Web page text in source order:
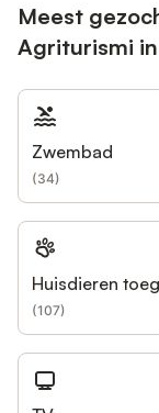
Meest
Agriturismi
Zwembad
(34)
Huisdieren
(107)